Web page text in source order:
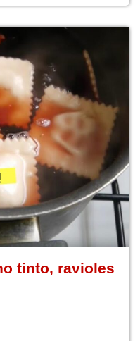
tinto, ravioles